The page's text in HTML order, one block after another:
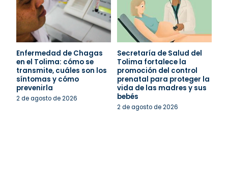
Enfermedad de Chagas
en el Tolima: cómo se
transmite, cuáles son los
síntomas y cómo
prevenirla
2 de agosto de 2026
Secretaría de Salud del
Tolima fortalece la
promoción del control
prenatal para proteger la
vida de las madres y sus
bebés
2 de agosto de 2026